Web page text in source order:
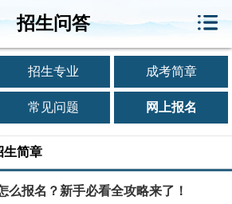
招生问答
招生专业 成考简章
常见问题 网上报名
生简章
么报名？新手必看全攻略来了！